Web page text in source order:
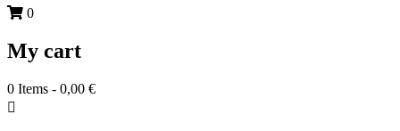
0
My cart
0 Items - 0,00 €
